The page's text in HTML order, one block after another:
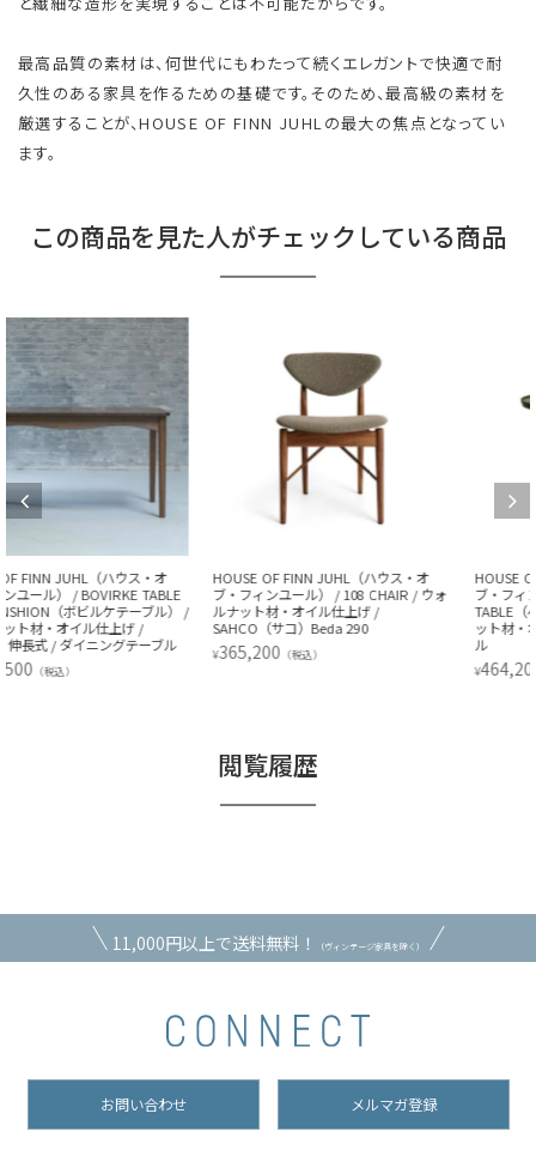
最高品質の素材は、何世代にもわたって続くエレガントで快適で耐
久性のある家具を作るための基礎です。そのため、最高級の素材を
厳選することが、HOUSE OF FINN JUHLの最大の焦点となってい
ます。
この商品を見た人がチェックしている商品
HOUSE OF FINN JUHL（ハウス・オ
ブ・フィンユール） / 108 CHAIR / ウォ
ルナット材・オイル仕上げ /
SAHCO（サコ）Beda 290
¥365,200 （税込）
HOUSE OF FINN JUHL（ハウス・オ
ブ・フィンユール） / PELICAN
TABLE（ペリカンテーブル） / ウォルナ
ット材・オイル仕上げ / コーヒーテーブ
464,200
閲覧履歴
11,000円以上で送料無料！ （ヴィンテージ家具を除く）
お問い合わせ メルマガ登録